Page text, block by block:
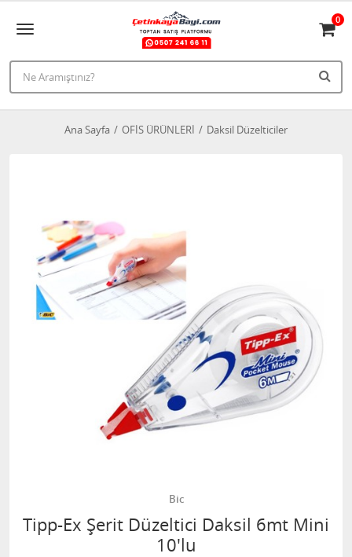
0
Ana Sayfa OFİS ÜRÜNLERİ Daksil Düzelticiler
Bic
Tipp-Ex Şerit Düzeltici Daksil 6mt Mini
10'lu